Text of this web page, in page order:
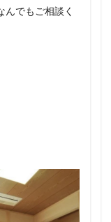
んでもご相談く